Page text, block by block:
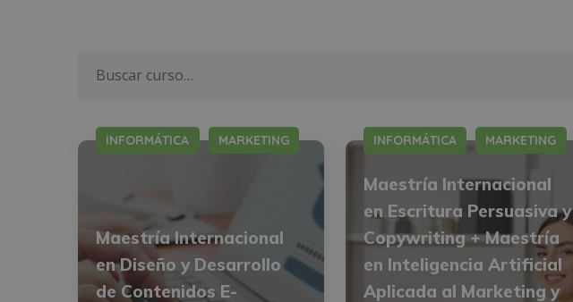
INFORMÁTICA MARKETING
Maestría Internacional
en Diseño y Desarrollo
de Contenidos E-
INFORMÁTICA MARKETING
Maestría Internacional
en Escritura Persuasiva y
Copywriting + Maestría
en Inteligencia Artificial
Aplicada al Marketing y